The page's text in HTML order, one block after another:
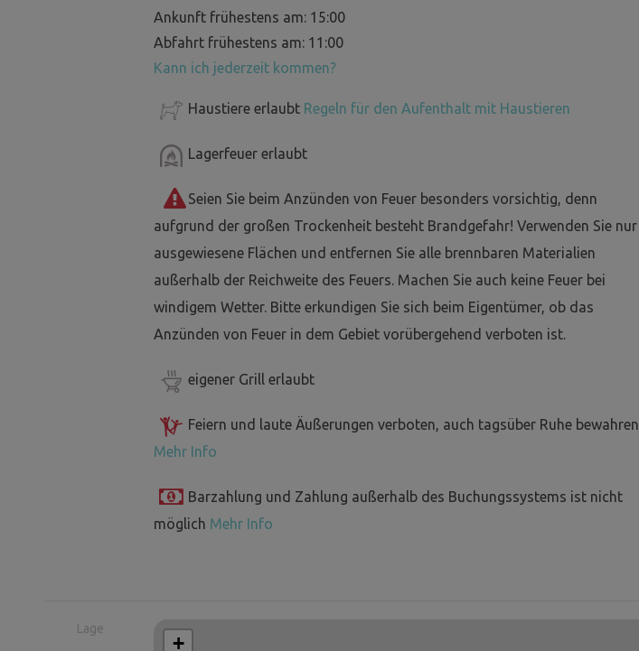
Ankunft frühestens am: 15:00
Abfahrt frühestens am: 11:00
Kann ich jederzeit kommen?
Haustiere erlaubt Regeln für den Aufenthalt mit Haustieren
Lagerfeuer erlaubt
Seien Sie beim Anzünden von Feuer besonders vorsichtig, denn
aufgrund der großen Trockenheit besteht Brandgefahr! Verwenden Sie nur
ausgewiesene Flächen und entfernen Sie alle brennbaren Materialien
außerhalb der Reichweite des Feuers. Machen Sie auch keine Feuer bei
windigem Wetter. Bitte erkundigen Sie sich beim Eigentümer, ob das
Anzünden von Feuer in dem Gebiet vorübergehend verboten ist.
eigener Grill erlaubt
Feiern und laute Äußerungen verboten, auch tagsüber Ruhe bewahren
Mehr Info
Barzahlung und Zahlung außerhalb des Buchungssystems ist nicht
möglich Mehr Info
Lage
+